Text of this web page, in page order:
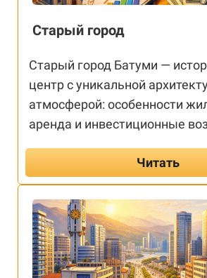
Старый город
Старый город Батуми —
центр с уникальной
атмосферой: особенности
аренда и инвестиционные
Читать